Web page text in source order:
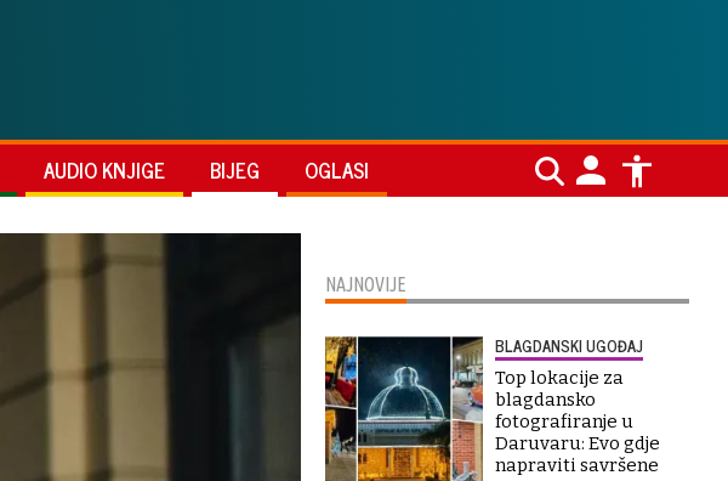
AUDIO KNJIGE BIJEG OGLASI
NAJNOVIJE
BLAGDANSKI UGOĐAJ
Top lokacije za
blagdansko
fotografiranje u
Daruvaru: Evo gdje
napraviti savršene